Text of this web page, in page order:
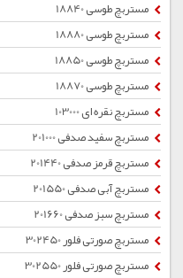
مستربچ طوسی 18840
مستربچ طوسی 18880
مستربچ طوسی 18850
مستربچ طوسی 18870
مستربچ نقره ای 103000
مستربچ سفید صدفی 201000
مستربچ قرمز صدفی 201440
مستربچ آبی صدفی 201550
مستربچ سبز صدفی 201660
مستربچ صورتی فلور 302450
مستربچ صورتی فلور 302550